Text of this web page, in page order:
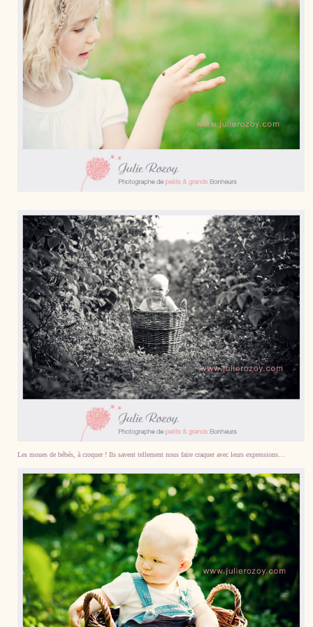
Les moues de bébés, à croquer ! Ils savent tellement nous faire craquer avec leurs expressions…